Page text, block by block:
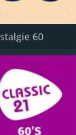
60